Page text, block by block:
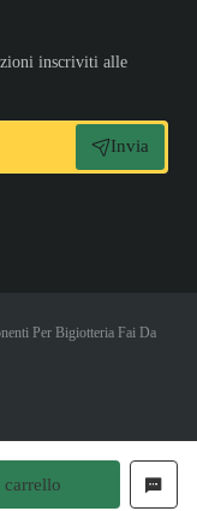
inscriviti alle
Invia
Per Bigiotteria Fai Da